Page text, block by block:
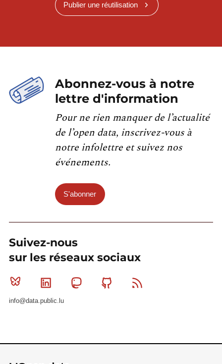
Publier une réutilisation
Abonnez-vous à notre
lettre d'information
Pour ne rien manquer de l’actualité
de l’open data, inscrivez-vous à
notre infolettre et suivez nos
événements.
S'abonner
Suivez-nous
sur les réseaux sociaux
Bluesky Linkedin MastodonGithub
info@data.public.lu